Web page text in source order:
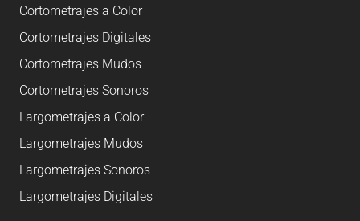
Cortometrajes a Color
Cortometrajes Digitales
Cortometrajes Mudos
Cortometrajes Sonoros
Largometrajes a Color
Largometrajes Mudos
Largometrajes Sonoros
Largometrajes Digitales